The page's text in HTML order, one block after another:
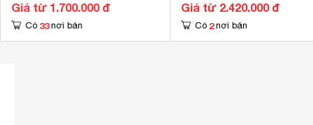
Giá từ 1.700.000 đ
Có 33 nơi bán
Giá từ 2.420.000 đ
Có 2 nơi bán